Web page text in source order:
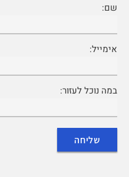
שם:
אימייל:
במה נוכל לעזור: